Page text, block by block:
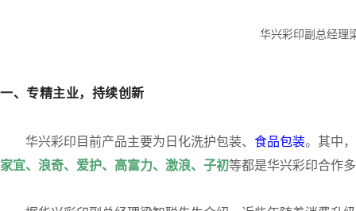
华兴彩印副总经理
一、专精主业，持续创新
华兴彩印目前产品主要为日化洗护包装、 食品包装。其中
家宜、浪奇、爱护、高富力、激浪、子初等都是华兴彩印合作